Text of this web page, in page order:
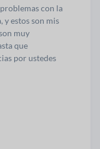
con la
y estos son mis
muy
que
por ustedes